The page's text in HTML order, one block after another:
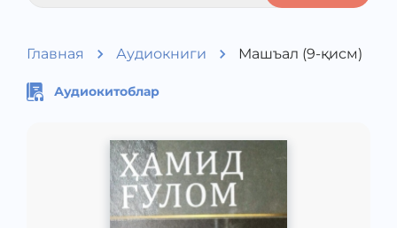
Главная Аудиокниги Машъал (9-қисм)
Аудиокитоблар